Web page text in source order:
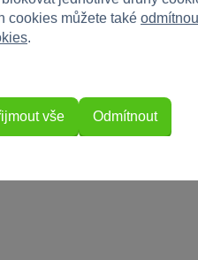
cookies můžete také
.
Odmítnout
vše